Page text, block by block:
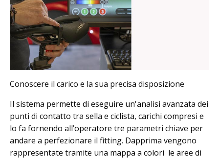
Conoscere il carico e la sua precisa disposizione
Il sistema permette di eseguire un'analisi avanzata dei
punti di contatto tra sella e ciclista, carichi compresi e
lo fa fornendo all’operatore tre parametri chiave per
andare a perfezionare il fitting. Dapprima vengono
rappresentate tramite una mappa a colori le aree di